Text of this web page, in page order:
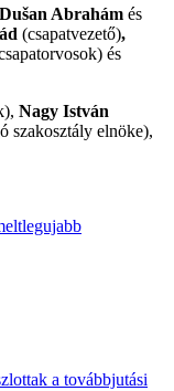
Dušan Abrahám és
(csapatvezető),
és
Nagy István
szakosztály elnöke),
legujabb
a továbbjutási